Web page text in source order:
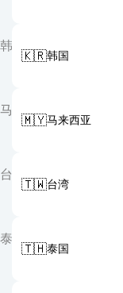
韩
🇰🇷韩国
马
🇲🇾马来西亚
台
🇹🇼台湾
泰
🇹🇭泰国